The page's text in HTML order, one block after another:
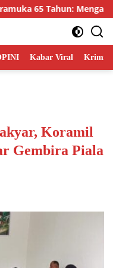
dan Menjaga NKRI di
Kabar Viral
Koramil
Gembira Piala